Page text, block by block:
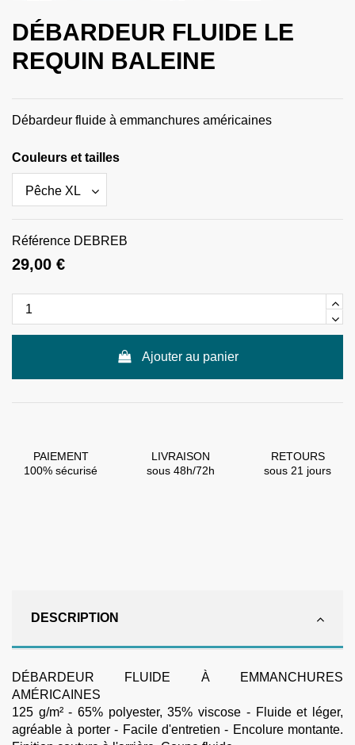
DÉBARDEUR FLUIDE LE
REQUIN BALEINE
Débardeur fluide à emmanchures américaines
Couleurs et tailles
Référence DEBREB
29,00 €
Ajouter au panier
PAIEMENT
100% sécurisé
LIVRAISON
sous 48h/72h
RETOURS
sous 21 jours
DESCRIPTION
DÉBARDEUR FLUIDE À EMMANCHURES
AMÉRICAINES
125 g/m² - 65% polyester, 35% viscose - Fluide et léger,
agréable à porter - Facile d'entretien - Encolure montante.